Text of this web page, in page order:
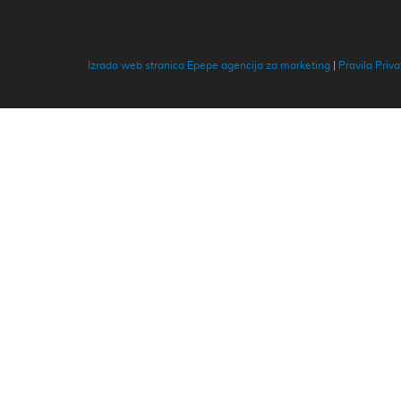
Izrada web stranica Epepe agencija za marketing Pravila